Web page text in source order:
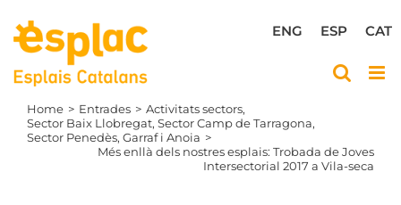
content
CAT
ESP
ENG
Home Entrades
Activitats sectors
Sector Baix Llobregat Sector Camp de Tarragona
Sector Penedès, Garraf i Anoia
Més enllà dels nostres esplais: Trobada de Joves
Intersectorial 2017 a Vila-seca